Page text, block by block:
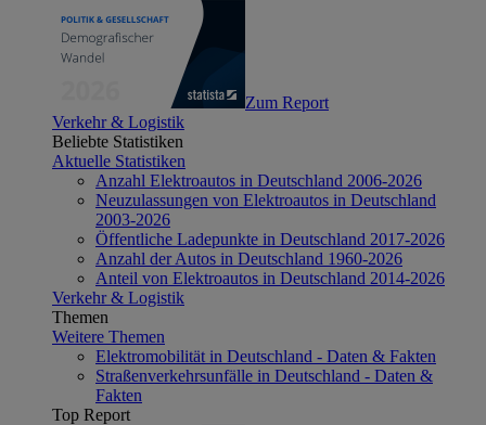
Zum Report
Verkehr & Logistik
Beliebte Statistiken
Aktuelle Statistiken
Anzahl Elektroautos in Deutschland 2006-2026
Neuzulassungen von Elektroautos in Deutschland
2003-2026
Öffentliche Ladepunkte in Deutschland 2017-2026
Anzahl der Autos in Deutschland 1960-2026
Anteil von Elektroautos in Deutschland 2014-2026
Verkehr & Logistik
Themen
Weitere Themen
Elektromobilität in Deutschland - Daten & Fakten
Straßenverkehrsunfälle in Deutschland - Daten &
Fakten
Top Report